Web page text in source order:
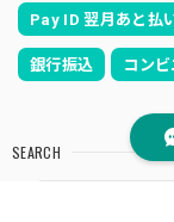
Pay ID 翌月あと払
銀行振込 コン
SEARCH